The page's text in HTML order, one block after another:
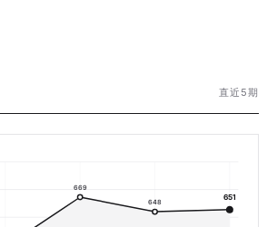
直近5期
669
648
651